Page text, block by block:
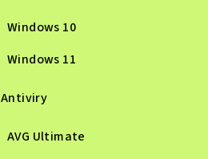
Windows 10
Windows 11
Antiviry
AVG Ultimate